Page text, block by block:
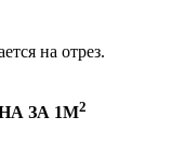
на отрез.
ЗА 1М2